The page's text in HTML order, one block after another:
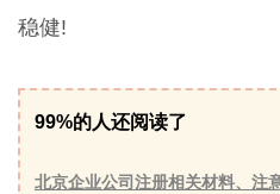
稳健!
99%的人还阅读了
北京企业公司注册相关材料、注